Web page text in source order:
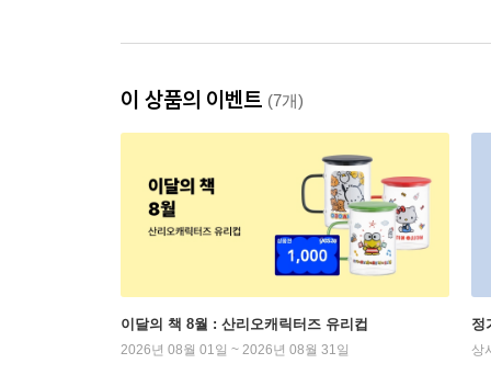
이 상품의 이벤트 (7개)
이달의 책 8월 : 산리오캐릭터즈 유리컵
2026년 08월 01일 ~ 2026년 08월 31일
정
상